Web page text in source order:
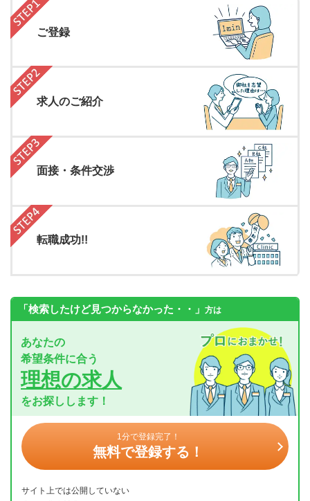
ご登録
求人のご紹介
面接・条件交渉
転職成功!!
「検索したけど見つからなかった・・」 方は
あなたの
希望条件に合う
理想の求人
をお探しします！
1分で登録完了！
無料で登録する！
サイト上では公開していない